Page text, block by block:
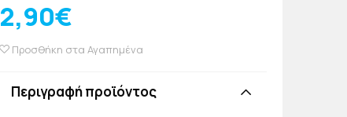
2,90€
Προσθήκη στα Αγαπημένα
Περιγραφή προϊόντος